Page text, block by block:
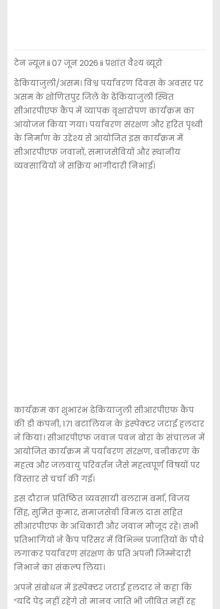
टेन न्यूज़ ii 07 जून 2026 ii प्रशांत वैश्य ब्यूरो
ढेकियाजुली/असम। विश्व पर्यावरण दिवस के अवसर पर
असम के शोणितपुर जिले के ढेकियाजुली स्थित
सीआरपीएफ कैंप में व्यापक वृक्षारोपण कार्यक्रम का
आयोजन किया गया। पर्यावरण संरक्षण और हरित पृथ्वी
के निर्माण के उद्देश्य से आयोजित इस कार्यक्रम में
सीआरपीएफ जवानों, समाजसेवियों और स्थानीय
व्यवसायियों ने सक्रिय भागीदारी निभाई।
कार्यक्रम का शुभारंभ ढेकियाजुली सीआरपीएफ कैंप
की डी कंपनी, 171 बटालियन के इंस्पेक्टर जटाई हलदार
ने किया। सीआरपीएफ जवान पवन बोरा के संचालन में
आयोजित कार्यक्रम में पर्यावरण संरक्षण, वनीकरण के
महत्व और जलवायु परिवर्तन जैसे महत्वपूर्ण विषयों पर
विस्तार से चर्चा की गई।
इस दौरान प्रतिष्ठित व्यवसायी बलराम बर्मा, विजय
सिंह, सुमित कुमार, समाजसेवी विमल दास सहित
सीआरपीएफ के अधिकारी और जवान मौजूद रहे। सभी
प्रतिभागियों ने कैंप परिसर में विभिन्न प्रजातियों के पौधे
लगाकर पर्यावरण संरक्षण के प्रति अपनी जिम्मेदारी
निभाने का संकल्प लिया।
अपने संबोधन में इंस्पेक्टर जटाई हलदार ने कहा कि
“यदि पेड़ नहीं रहेंगे तो मानव जाति भी जीवित नहीं रह